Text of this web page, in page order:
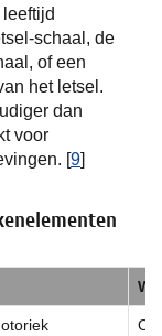
schaal, de
of een
het letsel.
dan
voor
[9]